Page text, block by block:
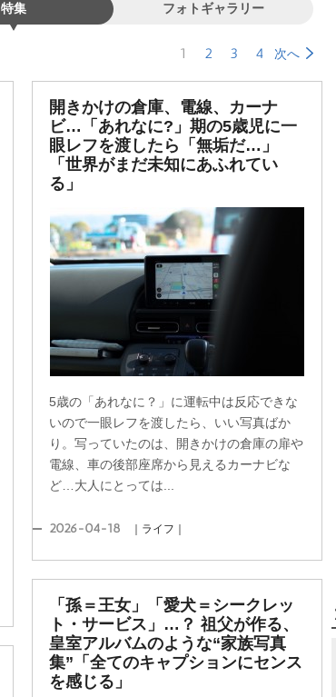
特集 フォトギャラリー
1 2 3 4 次へ
開きかけの倉庫、電線、カーナ
ビ…「あれなに?」期の5歳児に一
眼レフを渡したら「無垢だ…」
「世界がまだ未知にあふれてい
る」
5歳の「あれなに？」に運転中は反応できな
いので一眼レフを渡したら、いい写真ばか
り。写っていたのは、開きかけの倉庫の扉
電線、車の後部座席から見えるカーナビな
ど…大人にとっては...
2026-04-18 ｜ライフ｜
「孫＝王女」「愛犬＝シークレッ
ト・サービス」…？ 祖父が作る、
皇室アルバムのような“家族写真
集”「全てのキャプションにセンス
を感じる」